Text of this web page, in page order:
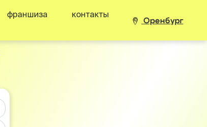
франшиза контакты
Оренбург